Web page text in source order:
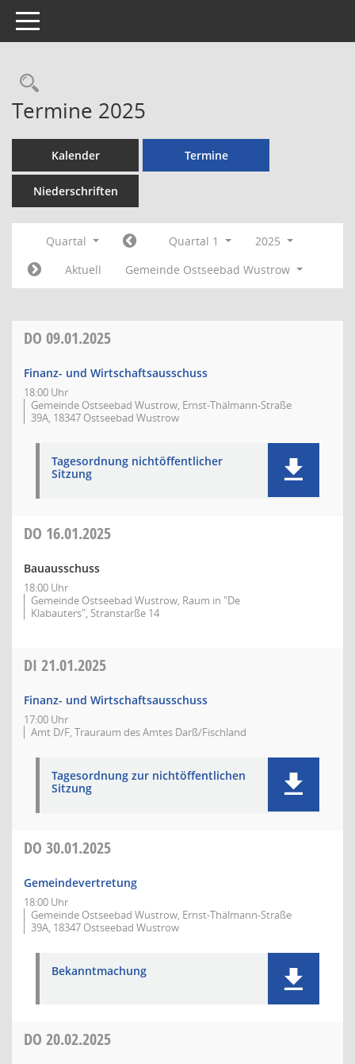
Toggle navigation
Rechercheauswahl
Termine 2025
Kalender Termine
Niederschriften
Quartal Quartal 1
2025
Aktuell
Gemeinde Ostseebad Wustrow
DO 09.01.2025
Finanz- und Wirtschaftsausschuss
18:00 Uhr
Gemeinde Ostseebad Wustrow, Ernst-Thälmann-Straße
39A, 18347 Ostseebad Wustrow
Tagesordnung nichtöffentlicher
Sitzung
DO 16.01.2025
Bauausschuss
18:00 Uhr
Gemeinde Ostseebad Wustrow, Raum in "De
Klabauters", Stranstarße 14
DI 21.01.2025
Finanz- und Wirtschaftsausschuss
17:00 Uhr
Amt D/F, Trauraum des Amtes Darß/Fischland
Tagesordnung zur nichtöffentlichen
Sitzung
DO 30.01.2025
Gemeindevertretung
18:00 Uhr
Gemeinde Ostseebad Wustrow, Ernst-Thälmann-Straße
39A, 18347 Ostseebad Wustrow
Bekanntmachung
DO 20.02.2025